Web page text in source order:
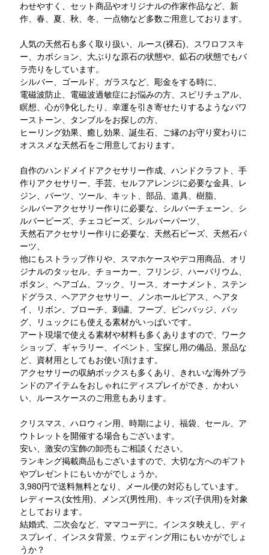
わせやすく、セット商品やオリジナルの作家作品など、新
作、春、夏、秋、冬、一点物など多数ご用意しております。
人気の天然石も多く取り扱い、ルース(裸石)、スワロフスキ
ー、カボション、大ぶりな原石の状態や、鉱石の状態でもバ
ラ売りをしています。
シルバー、ゴールド、ガラスなど、彫金をする時に、
電磁波防止、電磁波過敏症にお悩みの方、スピリチュアル、
瞑想、心が浄化したり、幸運を引き寄せたりするようなパワ
ーストーン、タンブルをお探しの方、
ヒーリング効果、癒し効果、誕生石、ご縁のお守り変わりに
オススメな天然石をご用意しております。
自作のハンドメイドアクセサリー作成、ハンドクラフト、手
作りアクセサリー、手芸、セルフアレンジに必要な金具、レ
ジン、パーツ、ツール、キット、部品、道具、樹脂、
シルバーアクセサリー作りに必要な、シルバーチェーン、シ
ルバービーズ、チェコビーズ、シルバーパーツ、
天然石アクセサリー作りに必要な、天然石ビーズ、天然石パ
ーツ、
他にもストラップ作りや、スマホケースやデコ用商品、オリ
ジナルのタッセル、チョーカー、フリンジ、ハーバリウム、
ボタン、ヘアゴム、フック、リース、オーナメント、ステン
ドグラス、ヘアアクセサリー、ノンホールピアス、ヘアタ
イ、リボン、ブローチ、刺繍、フープ、ピンバッジ、バッ
グ、リュックにも使える素材がいっぱいです。
アート現場で使える素材や材料も多くありますので、ワーク
ショップ、ギャラリー、イベント、宝探し用の備品、景品な
ど、資材用としてもお使い頂けます。
アクセサリーの収納ボックスも多くあり、きれいな海外ブラ
ンドのアイテムをおしゃれにディスプレイができ、かわい
い、ルースケースのご用意もあります。
クリスマス、ハロウィン用、時期により、福袋、セール、ア
ウトレットを開催する場合もございます。
安い、激安の宝飾の卸売もご相談ください。
ランキング掲載商品もございますので、大切な方へのギフト
やプレゼントにもいかがでしょうか。
3,980円で送料無料となり、メール便の対応もしています。
レディース(女性用)、メンズ(男性用)、キッズ(子供用)を対象
としております。
結婚式、二次会など、ママコーデに。インスタ映えし、ディ
スプレイ、インスタ背景、ウェディング用にもいかがでしょ
うか？